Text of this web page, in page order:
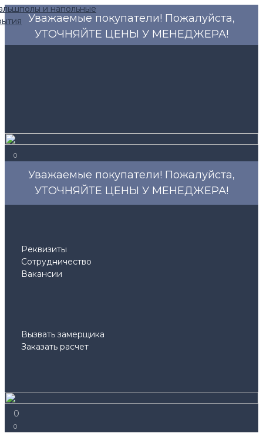
Уважаемые покупатели! Пожалуйста,
УТОЧНЯЙТЕ ЦЕНЫ У МЕНЕДЖЕРА!
0
Уважаемые покупатели! Пожалуйста,
УТОЧНЯЙТЕ ЦЕНЫ У МЕНЕДЖЕРА!
Реквизиты
Сотрудничество
Вакансии
Вызвать замерщика
Заказать расчет
0
0